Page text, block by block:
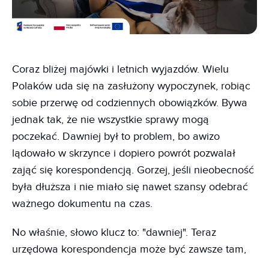
Coraz bliżej majówki i letnich wyjazdów. Wielu
Polaków uda się na zasłużony wypoczynek, robiąc
sobie przerwę od codziennych obowiązków. Bywa
jednak tak, że nie wszystkie sprawy mogą
poczekać. Dawniej był to problem, bo awizo
lądowało w skrzynce i dopiero powrót pozwalał
zająć się korespondencją. Gorzej, jeśli nieobecność
była dłuższa i nie miało się nawet szansy odebrać
ważnego dokumentu na czas.
No właśnie, słowo klucz to: "dawniej". Teraz
urzędowa korespondencja może być zawsze tam,